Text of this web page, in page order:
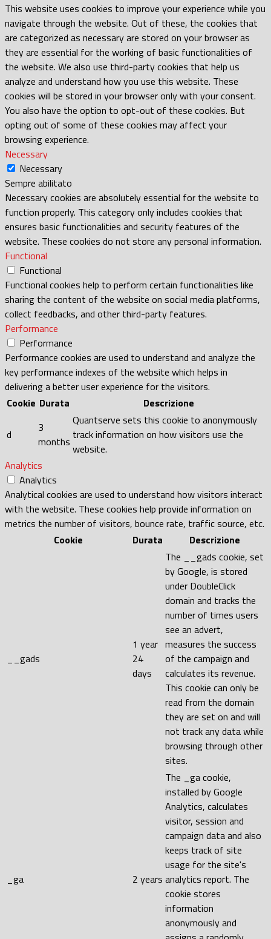
This website uses cookies to improve your experience while you
navigate through the website. Out of these, the cookies that
are categorized as necessary are stored on your browser as
they are essential for the working of basic functionalities of
the website. We also use third-party cookies that help us
analyze and understand how you use this website. These
cookies will be stored in your browser only with your consent.
You also have the option to opt-out of these cookies. But
opting out of some of these cookies may affect your
browsing experience.
Necessary
Necessary
Sempre abilitato
Necessary cookies are absolutely essential for the website to
function properly. This category only includes cookies that
ensures basic functionalities and security features of the
website. These cookies do not store any personal information.
Functional
Functional
Functional cookies help to perform certain functionalities like
sharing the content of the website on social media platforms,
collect feedbacks, and other third-party features.
Performance
Performance
Performance cookies are used to understand and analyze the
key performance indexes of the website which helps in
delivering a better user experience for the visitors.
Cookie Durata Descrizione
d
3
months
Quantserve sets this cookie to anonymously
track information on how visitors use the
website.
Analytics
Analytics
Analytical cookies are used to understand how visitors interact
with the website. These cookies help provide information on
metrics the number of visitors, bounce rate, traffic source, etc.
Cookie
Durata Descrizione
__gads
1 year
24
days
The __gads cookie, set
by Google, is stored
under DoubleClick
domain and tracks the
number of times users
see an advert,
measures the success
of the campaign and
calculates its revenue.
This cookie can only be
read from the domain
they are set on and will
not track any data while
browsing through other
sites.
_ga 2 years
The _ga cookie,
installed by Google
Analytics, calculates
visitor, session and
campaign data and also
keeps track of site
usage for the site's
analytics report. The
cookie stores
information
anonymously and